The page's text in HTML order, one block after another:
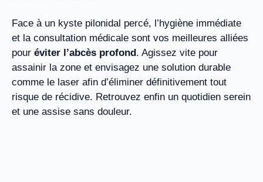
Face à un kyste pilonidal percé, l’hygiène immédiate
et la consultation médicale sont vos meilleures alliées
pour éviter l’abcès profond. Agissez vite pour
assainir la zone et envisagez une solution durable
comme le laser afin d’éliminer définitivement tout
risque de récidive. Retrouvez enfin un quotidien serein
et une assise sans douleur.